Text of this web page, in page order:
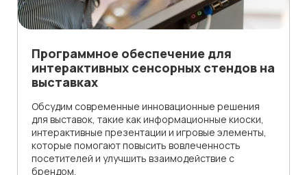
Программное обеспечение для
интерактивных сенсорных стендов на
выставках
Обсудим современные инновационные решения
для выставок, такие как информационные киоски,
интерактивные презентации и игровые элементы,
которые помогают повысить вовлеченность
посетителей и улучшить взаимодействие с
брендом.